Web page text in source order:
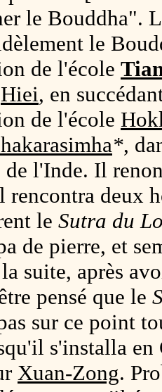
le Bouddha".
le
de l'école
Hiei, en
de l'école
*,
de l'Inde. Il
rencontra deux
le Sutra du
de pierre, et
suite, après
pensé que le
sur ce point
s'installa
Xuan-Zong.